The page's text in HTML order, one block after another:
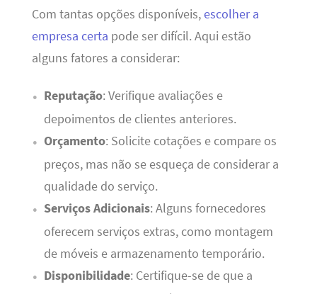
Com tantas opções disponíveis,escolher a
empresa certa pode ser difícil. Aqui estão
alguns fatores a considerar:
Reputação: Verifique avaliações e
depoimentos de clientes anteriores.
Orçamento: Solicite cotações e compare os
preços, mas não se esqueça de considerar a
qualidade do serviço.
Serviços Adicionais: Alguns fornecedores
oferecem serviços extras, como montagem
de móveis e armazenamento temporário.
Disponibilidade: Certifique-se de que a